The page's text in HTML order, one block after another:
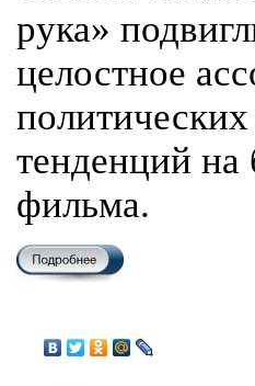
рука»
целостное
тенденций
фильма.